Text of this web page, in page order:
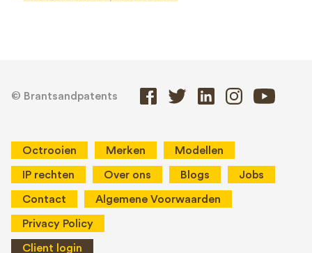
© Brantsandpatents
Octrooien Merken Modellen
IP rechten Over ons Blogs Jobs
Contact Algemene Voorwaarden
Privacy Policy
Client login